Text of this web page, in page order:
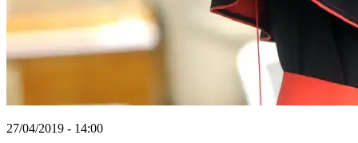
27/04/2019 - 14:00